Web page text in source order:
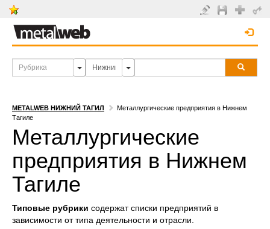
METALWEB НИЖНИЙ ТАГИЛ
Металлургические предприятия в Нижнем
Тагиле
Металлургические
предприятия в Нижнем
Тагиле
Типовые рубрики содержат списки предприятий в
зависимости от типа деятельности и отрасли.